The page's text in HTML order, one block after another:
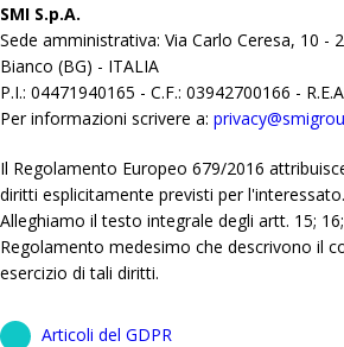
SMI S.p.A.
Sede amministrativa: Via Carlo Ceresa, 10 -
Bianco (BG) - ITALIA
P.I.: 04471940165 - C.F.: 03942700166 -
Per informazioni scrivere a:
Il Regolamento Europeo 679/2016
diritti esplicitamente previsti per l'interessato.
Alleghiamo il testo integrale degli artt. 15;
Regolamento medesimo che descrivono il
esercizio di tali diritti.
Articoli del GDPR